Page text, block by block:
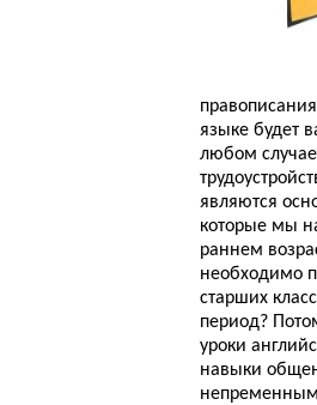
языке будет
любом
являются
которые мы
раннем
необходимо
старших
период?
уроки
навыки